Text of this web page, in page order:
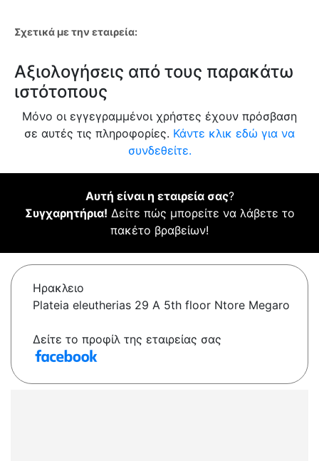
Σχετικά με την εταιρεία:
Αξιολογήσεις από τους παρακάτω
ιστότοπους
Μόνο οι εγγεγραμμένοι χρήστες έχουν πρόσβαση
σε αυτές τις πληροφορίες. Κάντε κλικ εδώ για να
συνδεθείτε.
Αυτή είναι η εταιρεία σας?
Συγχαρητήρια! Δείτε πώς μπορείτε να λάβετε το
πακέτο βραβείων!
Ηρακλειο
Plateia eleutherias 29 A 5th floor Ntore Megaro
Δείτε το προφίλ της εταιρείας σας